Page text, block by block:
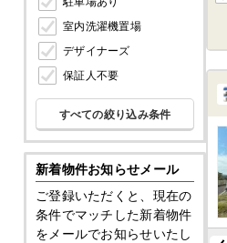
室内洗濯機置場
デザイナーズ
保証人不要
すべての絞り込み条件
新着物件お知らせメール
ご登録いただくと、現在の
条件でマッチした新着物件
をメールでお知らせいたし